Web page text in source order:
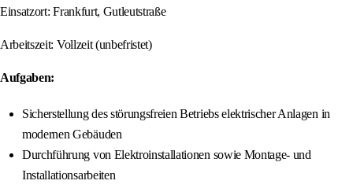
Einsatzort: Frankfurt, Gutleutstraße
Arbeitszeit: Vollzeit (unbefristet)
Aufgaben:
Sicherstellung des störungsfreien Betriebs elektrischer Anlagen in
modernen Gebäuden
Durchführung von Elektroinstallationen sowie Montage- und
Installationsarbeiten